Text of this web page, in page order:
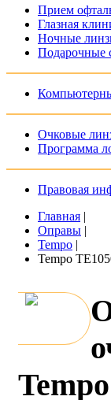
Прием
Глазная
Ночные
Подарочные
Очковые
Программа
Правовая
Главная |
Оправы |
Tempo |
Tempo